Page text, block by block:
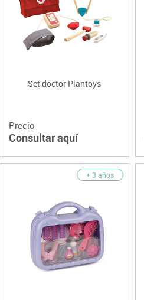
Set doctor Plantoys
Precio
Consultar aquí
+ 3 años